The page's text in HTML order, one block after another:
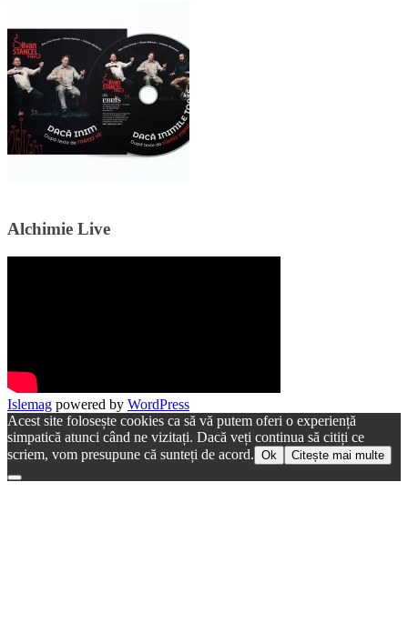
Alchimie Live
Islemag powered by WordPress
Acest site folosește cookies ca să vă putem oferi o experiență
simpatică atunci când ne vizitați. Dacă veți continua să citiți ce
scriem, vom presupune că sunteți de acord. Ok Citește mai multe